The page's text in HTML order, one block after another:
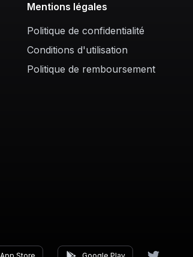
Mentions légales
Politique de confidentialité
Conditions d'utilisation
Politique de remboursement